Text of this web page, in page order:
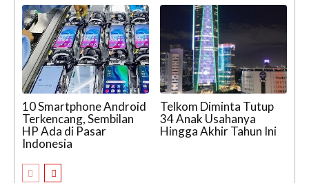
10 Smartphone Android
Terkencang, Sembilan
HP Ada di Pasar
Indonesia
Telkom Diminta Tutup
34 Anak Usahanya
Hingga Akhir Tahun Ini